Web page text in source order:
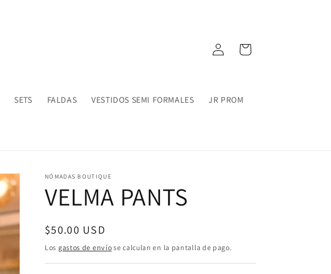
SETS FALDAS VESTIDOS SEMI FORMALES JR PROM
Iniciar
sesión
Carrito
NÓMADAS BOUTIQUE
VELMA PANTS
Precio
habitual
$50.00 USD
Los gastos de envío se calculan en la pantalla de pago.